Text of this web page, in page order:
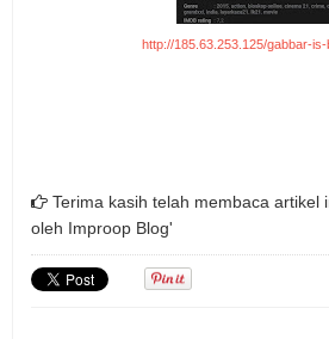
http://185.63.253.125/gabbar-
Terima kasih telah membaca artikel
oleh Improop Blog'